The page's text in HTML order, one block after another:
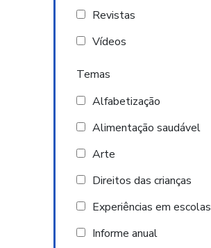
Revistas
Vídeos
Temas
Alfabetização
Alimentação saudável
Arte
Direitos das crianças
Experiências em escolas
Informe anual